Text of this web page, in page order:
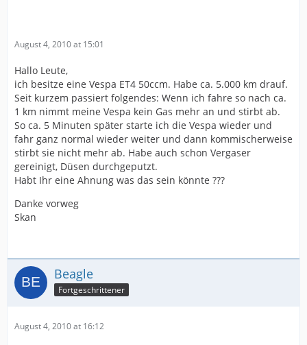
August 4, 2010 at 15:01
Hallo Leute,
ich besitze eine Vespa ET4 50ccm. Habe ca. 5.000 km drauf.
Seit kurzem passiert folgendes: Wenn ich fahre so nach ca.
1 km nimmt meine Vespa kein Gas mehr an und stirbt ab.
So ca. 5 Minuten später starte ich die Vespa wieder und
fahr ganz normal wieder weiter und dann kommischerweise
stirbt sie nicht mehr ab. Habe auch schon Vergaser
gereinigt, Düsen durchgeputzt.
Habt Ihr eine Ahnung was das sein könnte ???
Danke vorweg
Skan
Beagle
Fortgeschrittener
August 4, 2010 at 16:12